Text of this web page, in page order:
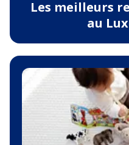
Les meilleurs
au